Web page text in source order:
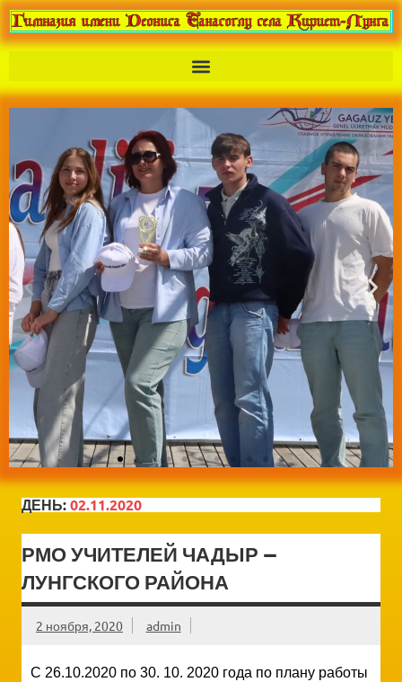
ДЕНЬ:02.11.2020
РМО УЧИТЕЛЕЙ ЧАДЫР —
ЛУНГСКОГО РАЙОНА
2 ноября, 2020 admin
С 26.10.2020 по 30. 10. 2020 года по плану работы